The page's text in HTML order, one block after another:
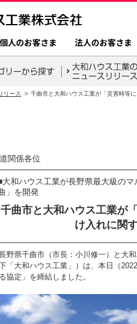
個人のお客さま 法人のお客さま
リース 千曲市と大和ハウス工業が「災害時等
関係各位
大和ハウス工業が長野県最大級の
」を開発
千曲市と大和ハウス工業が
け入れに関
野県千曲市（市長：小川修一）と大
「大和ハウス工業」）は、本日（
協定」を締結しました。